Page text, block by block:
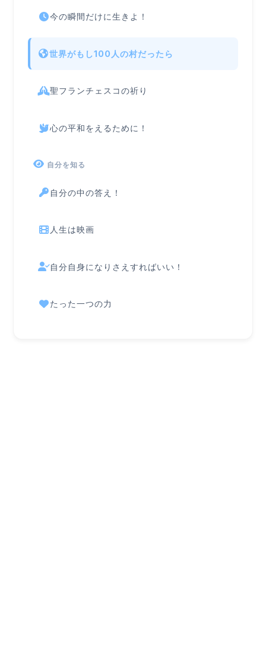
今の瞬間だけに生きよ！
世界がもし100人の村だったら
聖フランチェスコの祈り
心の平和をえるために！
自分を知る
自分の中の答え！
人生は映画
自分自身になりさえすればいい！
たった一つの力